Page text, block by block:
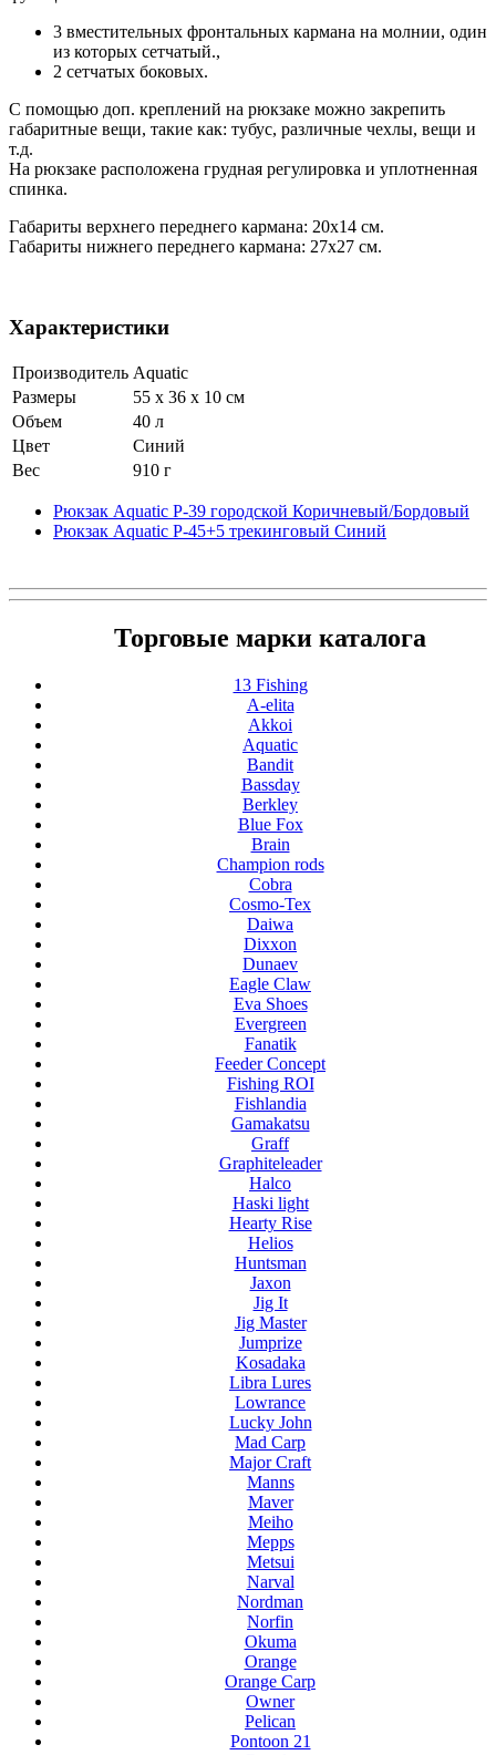
3 вместительных фронтальных кармана на молнии, один
из которых сетчатый.,
2 сетчатых боковых.
С помощью доп. креплений на рюкзаке можно закрепить
габаритные вещи, такие как: тубус, различные чехлы, вещи и
т.д.
На рюкзаке расположена грудная регулировка и уплотненная
спинка.
Габариты верхнего переднего кармана: 20х14 см.
Габариты нижнего переднего кармана: 27х27 см.
Характеристики
Производитель Aquatic
Размеры
55 x 36 x 10 см
Объем
40 л
Цвет
Синий
Вес
910 г
Рюкзак Aquatic Р-39 городской Коричневый/Бордовый
Рюкзак Aquatic Р-45+5 трекинговый Синий
Торговые марки каталога
13 Fishing
A-elita
Akkoi
Aquatic
Bandit
Bassday
Berkley
Blue Fox
Brain
Champion rods
Cobra
Cosmo-Tex
Daiwa
Dixxon
Dunaev
Eagle Claw
Eva Shoes
Evergreen
Fanatik
Feeder Concept
Fishing ROI
Fishlandia
Gamakatsu
Graff
Graphiteleader
Halco
Haski light
Hearty Rise
Helios
Huntsman
Jaxon
Jig It
Jig Master
Jumprize
Kosadaka
Libra Lures
Lowrance
Lucky John
Mad Carp
Major Craft
Manns
Maver
Meiho
Mepps
Metsui
Narval
Nordman
Norfin
Okuma
Orange
Orange Carp
Owner
Pelican
Pontoon 21